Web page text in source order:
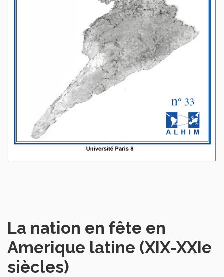
La nation en fête en
Amerique latine (XIX-XXIe
siècles)